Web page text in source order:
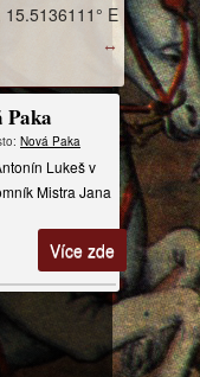
↔
E
Paka
Nová Paka
Lukeš v
Mistra Jana
Více zde